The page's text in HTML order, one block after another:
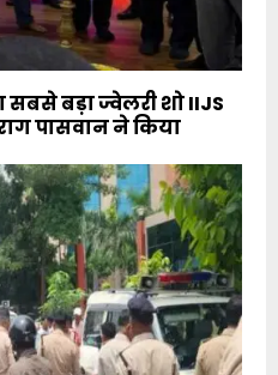
सबसे बड़ा ज्वेलरी शो IIJS
पासवान ने किया